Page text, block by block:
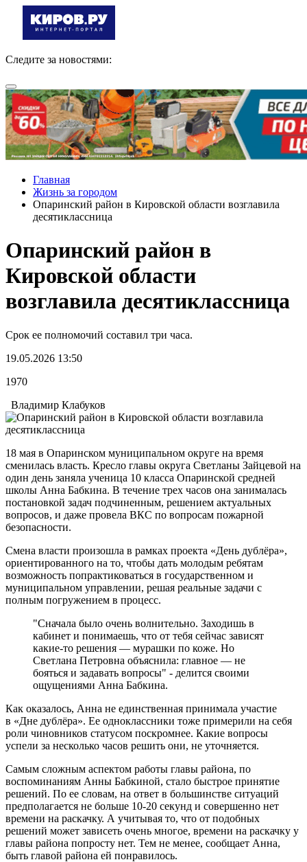
Следите за новостями:
Главная
Жизнь за городом
Опаринский район в Кировской области возглавила
десятиклассница
Опаринский район в
Кировской области
возглавила десятиклассница
Срок ее полномочий составил три часа.
19.05.2026 13:50
1970
Владимир Клабуков
18 мая в Опаринском муниципальном округе на время
сменилась власть. Кресло главы округа Светланы Зайцевой на
один день заняла ученица 10 класса Опаринской средней
школы Анна Бабкина. В течение трех часов она занималась
постановкой задач подчиненным, решением актуальных
вопросов, и даже провела ВКС по вопросам пожарной
безопасности.
Смена власти произошла в рамках проекта «День дублёра»,
ориентированного на то, чтобы дать молодым ребятам
возможность попрактиковаться в государственном и
муниципальном управлении, решая реальные задачи с
полным погружением в процесс.
"Сначала было очень волнительно. Заходишь в
кабинет и понимаешь, что от тебя сейчас зависят
какие-то решения — мурашки по коже. Но
Светлана Петровна объяснила: главное — не
бояться и задавать вопросы" - делится своими
ощущениями Анна Бабкина.
Как оказалось, Анна не единственная принимала участие
в «Дне дублёра». Ее одноклассники тоже примерили на себя
роли чиновников статусом поскромнее. Какие вопросы
успели за несколько часов решить они, не уточняется.
Самым сложным аспектом работы главы района, по
воспоминаниям Анны Бабкиной, стало быстрое принятие
решений. По ее словам, на ответ в большинстве ситуаций
предполагается не больше 10-20 секунд и совершенно нет
времени на раскачку. А учитывая то, что от подобных
решений может зависеть очень многое, времени на раскачку у
главы района попросту нет. Тем не менее, сообщает Анна,
быть главой района ей понравилось.